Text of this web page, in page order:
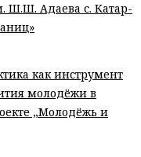
Адаева с. Катар-
как инструмент
молодёжи в
„Молодёжь и